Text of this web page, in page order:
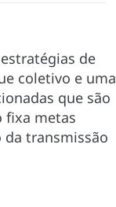
de
coletivo e uma
que são
fixa metas
transmissão